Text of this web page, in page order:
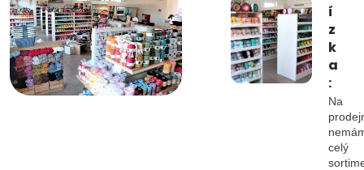
í
z
k
a
:
Na
celý